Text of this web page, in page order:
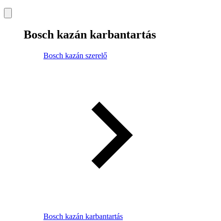
Bosch kazán karbantartás
Bosch kazán szerelő
Bosch kazán karbantartás